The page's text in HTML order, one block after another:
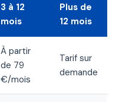
3 à 12
mois
Plus de
12 mois
À partir
de 79
€/mois
Tarif sur
demande